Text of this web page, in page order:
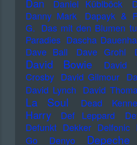
Dan
Daniel Küblböck
Danny Mark
Dapayk &
G. Das mit den Blumen
Paradies Dascha
Dave Ball
Dave Grohl
David Bowie David
Crosby David Gilmour
David Lynch David
La Soul
Dead
Harry
Def Leppard
Defunkt Dekker Delfonic
Go
Denyo